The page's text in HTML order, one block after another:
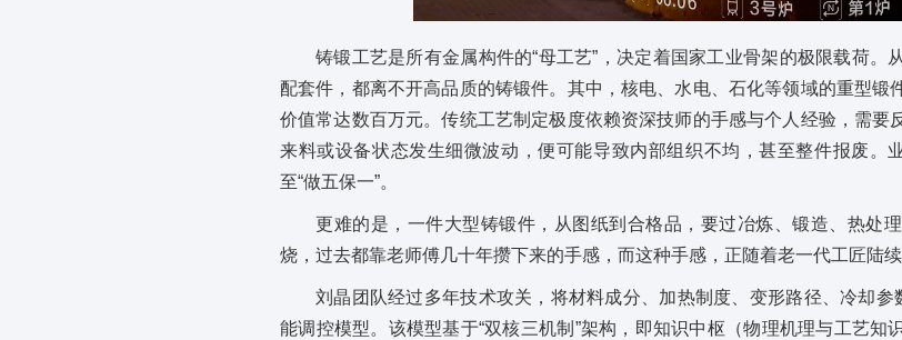
铸锻工艺是所有金属构件的“母工艺”，决定着国家工业骨架的极限载荷。
配套件，都离不开高品质的铸锻件。其中，核电、水电、石化等领域的重型锻
价值常达数百万元。传统工艺制定极度依赖资深技师的手感与个人经验，需要
来料或设备状态发生细微波动，便可能导致内部组织不均，甚至整件报废。
至“做五保一”。
更难的是，一件大型铸锻件，从图纸到合格品，要过冶炼、锻造、热处
烧，过去都靠老师傅几十年攒下来的手感，而这种手感，正随着老一代工匠陆续
刘晶团队经过多年技术攻关，将材料成分、加热制度、变形路径、冷却参
能调控模型。该模型基于“双核三机制”架构，即知识中枢（物理机理与工艺知